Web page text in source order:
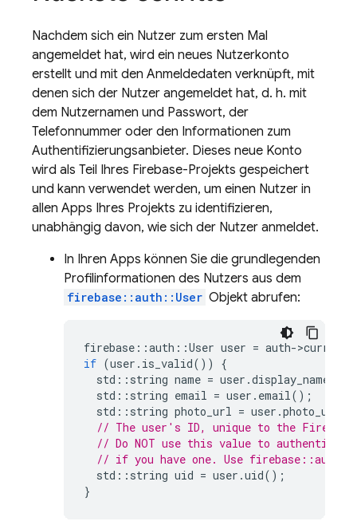
Nachdem sich ein Nutzer zum ersten Mal
angemeldet hat, wird ein neues Nutzerkonto
erstellt und mit den Anmeldedaten verknüpft, mit
denen sich der Nutzer angemeldet hat, d. h. mit
dem Nutzernamen und Passwort, der
Telefonnummer oder den Informationen zum
Authentifizierungsanbieter. Dieses neue Konto
wird als Teil Ihres Firebase-Projekts gespeichert
und kann verwendet werden, um einen Nutzer in
allen Apps Ihres Projekts zu identifizieren,
unabhängig davon, wie sich der Nutzer anmeldet.
In Ihren Apps können Sie die grundlegenden
Profilinformationen des Nutzers aus dem
firebase::auth::User Objekt abrufen:
firebase ::auth ::User user = auth->
if (user . is_valid())
{
std :: string name = user .display_name
std :: string email = user . email();
std :: string photo_url = user .photo_url
// The user's ID, unique to the
// Do NOT use this value to
// if you have one. Use
std :: string uid = user .uid();
}